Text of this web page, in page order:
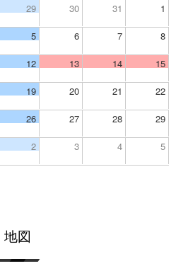
29 30 31 1
5 6 7 8
12 13 14 15
19 20 21 22
26 27 28 29
2 3 4 5
地図